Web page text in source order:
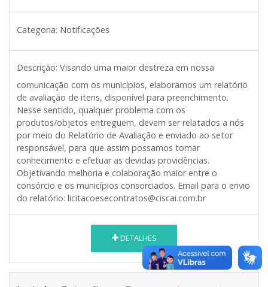
Categoria: Notificações
Descrição: Visando uma maior destreza em nossa
comunicação com os municípios, elaboramos um relatório
de avaliação de itens, disponível para preenchimento.
Nesse sentido, qualquer problema com os
produtos/objetos entreguem, devem ser relatados a nós
por meio do Relatório de Avaliação e enviado ao setor
responsável, para que assim possamos tomar
conhecimento e efetuar as devidas providências.
Objetivando melhoria e colaboração maior entre o
consórcio e os municípios consorciados. Email para o envio
do relatório: licitacoesecontratos@ciscai.com.br
DETALHES